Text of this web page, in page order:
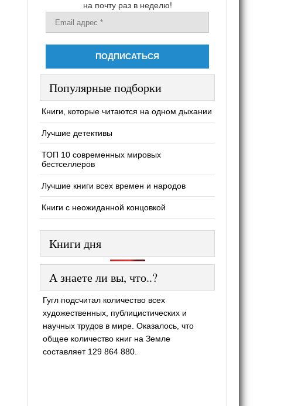
на почту раз в неделю!
Популярные подборки
Книги, которые читаются на одном дыхании
Лучшие детективы
ТОП 10 современных мировых
бестселлеров
Лучшие книги всех времен и народов
Книги с неожиданной концовкой
Книги дня
А знаете ли вы, что..?
Гугл подсчитал количество всех
художественных, публицистических и
научных трудов в мире. Оказалось, что
общее количество книг на Земле
составляет 129 864 880.